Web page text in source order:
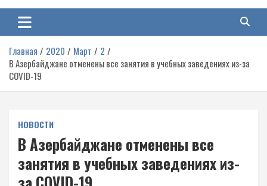
Главная 2020 Март
2
В Азербайджане отменены все занятия в учебных заведениях из-за
COVID-19
НОВОСТИ
В Азербайджане отменены все
занятия в учебных заведениях из-